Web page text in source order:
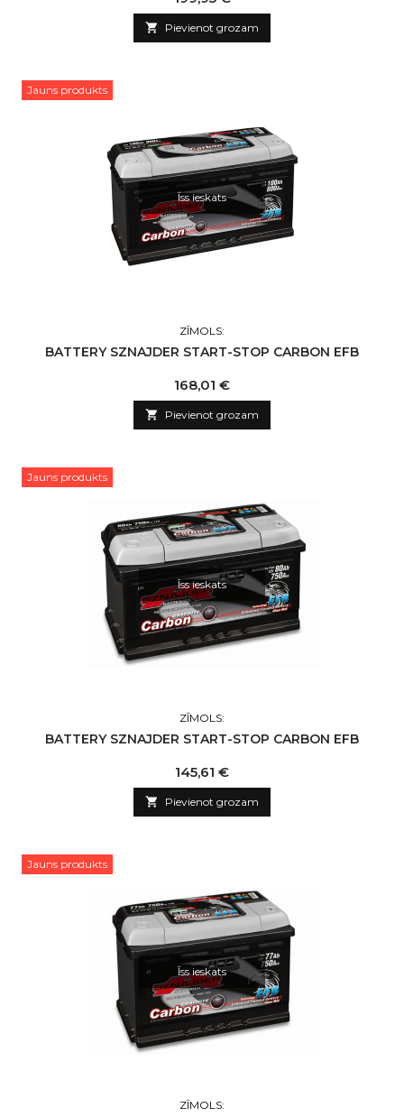
 Pievienot grozam
Jauns produkts
Īss ieskats
ZĪMOLS:
BATTERY SZNAJDER START-STOP CARBON EFB
Cena
168,01 €
 Pievienot grozam
Jauns produkts
Īss ieskats
ZĪMOLS:
BATTERY SZNAJDER START-STOP CARBON EFB
Cena
145,61 €
 Pievienot grozam
Jauns produkts
Īss ieskats
ZĪMOLS: